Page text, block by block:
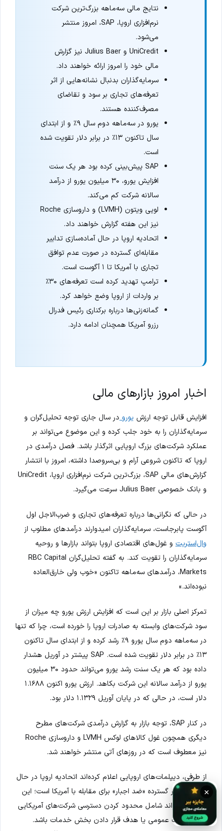
نتایج مالی سه‌ماهه بزرگ‌ترین شرکت
نرم‌افزاری اروپا، SAP، امروز منتشر
می‌شود.
UniCredit و Julius Baer نیز گزارش
مالی خود را امروز ارائه خواهند داد.
سرمایه‌گذاران بدنبال نشانه‌هایی از اثر
تعرفه‌های تجاری بر سود و تقاضای
مصرف‌کننده هستند.
یورو در سه‌ماهه دوم سال ۹٪ و از ابتدای
سال تاکنون ۱۳٪ در برابر دلار تقویت شده
است.
SAP پیش‌بینی کرده بود هر یک سنت
افزایش یورو، ۳۰ میلیون یورو از درآمد
سالانه شرکت کم می‌کند.
لویی ویتون (LVMH) و داروسازی Roche
نیز این هفته گزارش خواهند داد.
اتحادیه اروپا در حال آماده‌سازی تدابیر
مقابله‌ای گسترده در صورت عدم توافق
تجاری با آمریکا تا ۱ آگوست است.
ترامپ تهدید کرده است تعرفه‌های ۳۰٪
بر واردات از اروپا وضع خواهد کرد.
گمانه‌زنی‌ها درباره برکناری رئیس فدرال
رزرو آمریکا همچنان ادامه دارد.
اخبار امروز بازارهای مالی
افزایش قابل توجه ارزش یورودر سال جاری توجه تحلیل‌گران و
سرمایه‌گذاران را به خود جلب کرده و این موضوع می‌تواند بر
عملکرد شرکت‌های بزرگ اروپایی اثرگذار باشد. فصل درآمدی در
اروپا که تاکنون شروعی آرام و بی‌سروصدا داشته، امروز با انتشار
گزارش‌های مالی SAP، بزرگ‌ترین شرکت نرم‌افزاری اروپا، UniCredit
و بانک خصوصی Julius Baer سرعت می‌گیرد.
در حالی که نگرانی‌ها درباره تعرفه‌های تجاری و ضرب‌الاجل اول
آگوست پابرجاست، سرمایه‌گذاران امیدوارند درآمدهای مطلوب از
وال‌استریت و غول‌های اقتصادی اروپا بتواند بازارها و روحیه
سرمایه‌گذاران را تقویت کند. به گفته تحلیل‌گران RBC Capital
Markets، درآمدهای سه‌ماهه تاکنون «خوب ولی خارق‌العاده
نبوده‌اند.»
تمرکز اصلی بازار بر این است که افزایش ارزش یورو چه میزان از
سود شرکت‌های وابسته به صادرات اروپا را خورده است، چرا که تنها
در سه‌ماهه دوم سال یورو ۹٪ رشد کرده و از ابتدای سال تاکنون
۱۳٪ در برابر دلار تقویت شده است. SAP پیشتر در آوریل هشدار
داده بود که هر یک سنت رشد یورو می‌تواند حدود ۳۰ میلیون
یورو از درآمد سالانه این شرکت بکاهد. ارزش یورو اکنون ۱.۱۶۸۸
دلار است، در حالی که در پایان آوریل ۱.۱۳۲۹ دلار بود.
در کنار SAP، توجه بازار به گزارش درآمدی شرکت‌های مطرح
دیگری همچون غول کالاهای لوکس LVMH و داروسازی Roche
نیز معطوف است که در روزهای آتی منتشر خواهند شد.
از طرفی، دیپلمات‌های اروپایی اعلام کرده‌اند اتحادیه اروپا در حال
بررسی تدابیر گسترده «ضد اجبار» برای مقابله با آمریکا است؛ این
تدابیر می‌تواند شامل محدود کردن دسترسی شرکت‌های آمریکایی
به مناقصات عمومی یا هدف قرار دادن بخش خدمات باشد.
×